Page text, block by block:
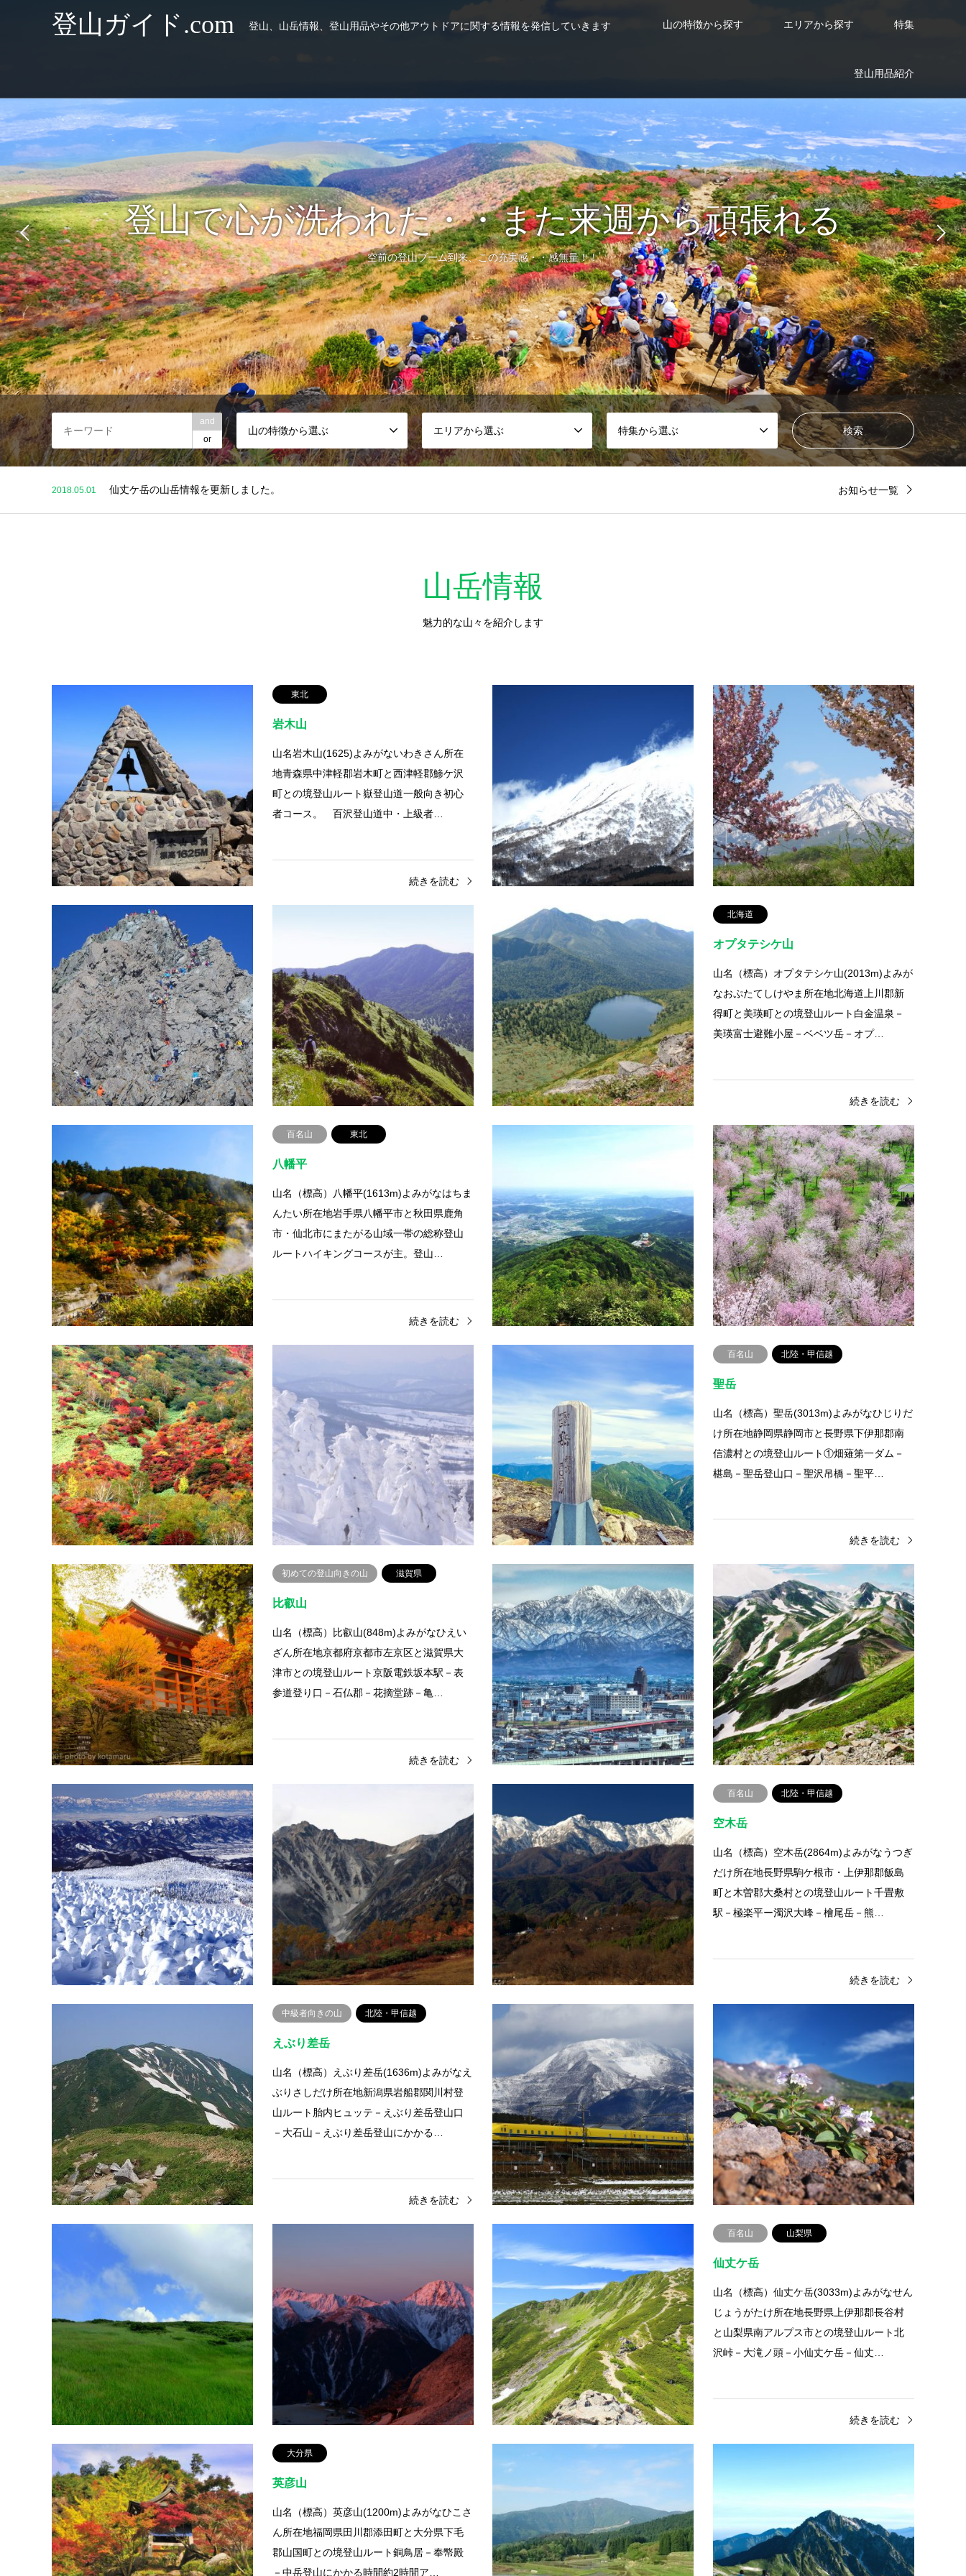
登山ガイド.com 登山、山岳情報、登山用品やその他アウトドアに関する情報を発信していきます 山の特徴から探す エリアから探す 特集
登山用品紹介
 五感で感じる山の鼓動 
and
or
山の特徴から選ぶ エリアから選ぶ 特集から選ぶ
2018.04.30 ブログ追加【登山入門！登山初心者にオススメの関東近郊の山10選】
ブログ追加【登山は危険がいっぱい！絶対に知っておきたい登山時のトラブル。遭難や事故を回避する為の手段…
記事追加【これだけ押さえておけば大丈夫！登山するなら必須の登山アイテムを揃えよう！】
お知らせ一覧
山岳情報
魅力的な山々を紹介します
東北
岩木山
山名岩木山(1625)よみがないわきさん所在
地青森県中津軽郡岩木町と西津軽郡鯵ケ沢
町との境登山ルート嶽登山道一般向き初心
者コース。 百沢登山道中・上級者…
続きを読む
百名山
後方羊蹄山
山名（標高）後方羊蹄山(1898m)よみがなし
りべしやま所在地北海道虻田郡倶知安町・
真狩村・喜茂別町・京極町との境登山ルー
ト①倶知安コース 半月湖野営場－…
続きを読む
山名（標高）槍ケ岳(3180m)よみがなやりが
たけ所在地長野県大町市・南安曇郡安曇村
と岐阜県吉城郡上宝村との境登山ルート①
新穂高温泉－槍平小屋－槍岳山荘－…
続きを読む
百名山 群馬県
四阿山
山名（標高）四阿山(2354m)よみがなあずま
やさん所在地長野県須坂市・小県郡真田町
と群馬県吾妻郡嬬恋村との境登山ルート鳥
居峠－中ノ岳－四阿山登山にかかる…
続きを読む
北海道
オプタテシケ山
山名（標高）オプタテシケ山(2013m)よみが
なおぷたてしけやま所在地北海道上川郡新
得町と美瑛町との境登山ルート白金温泉－
美瑛富士避難小屋－ベベツ岳－オプ…
続きを読む
百名山 東北
八幡平
山名（標高）八幡平(1613m)よみがなはちま
んたい所在地岩手県八幡平市と秋田県鹿角
市・仙北市にまたがる山域一帯の総称登山
ルートハイキングコースが主。登山…
続きを読む
百名山
筑波山
山名（標高）筑波山(876m)よみがなつくば
さん所在地茨城県新治郡八郷町・真壁郡真
壁町とつくば市との境登山ルート2時間コー
ス、半日コース、1日コースの3コー…
続きを読む
那須岳
山名（標高）那須岳(1915m)よみがななすだ
け所在地福島県西白河郡西郷村・南会津郡
下郷町と栃木県黒磯市・那須郡那須町にま
たがる登山ルート峰の茶屋・茶臼岳…
続きを読む
八甲田山
山名（標高）八甲田山(1584m)よみがなはっ
こうださん所在地青森県青森市・黒石市・
上北郡十和田湖町・南津軽郡平賀町にまた
がる火山郡の総称登山ルート八甲田…
続きを読む
百名山 北陸・甲信越
聖岳
山名（標高）聖岳(3013m)よみがなひじりだ
け所在地静岡県静岡市と長野県下伊那郡南
信濃村との境登山ルート①畑薙第一ダム－
椹島－聖岳登山口－聖沢吊橋－聖平…
続きを読む
初めての登山向きの山 滋賀県
比叡山
山名（標高）比叡山(848m)よみがなひえい
ざん所在地京都府京都市左京区と滋賀県大
津市との境登山ルート京阪電鉄坂本駅－表
参道登り口－石仏郡－花摘堂跡－亀…
続きを読む
富山県
立山
山名（標高）立山(3015m)よみがなたてやま
所在地富山県中新川郡立山町登山ルート立
山駅－美女平－室堂－一ノ越山荘－雄山－
大汝山登山にかかる時間室堂から約…
続きを読む
飯豊山
山名飯豊山(2105m)よみがないいでさん所在
地山形県西置賜郡小国町と新潟県東蒲原郡
鹿瀬町との境登山ルート矢平四郎コースや
大日杉コースをはじめコース多数登…
続きを読む
ビバークに挑戦してみよう！
白馬岳
山名（標高）白馬岳(2932m)よみがなしろう
まだけ所在地長野県北安曇郡白馬村と新潟
県糸魚川市と富山県下新川郡朝日町・宇奈
月町との境登山ルート猿倉－白馬尻…
続きを読む
百名山 北陸・甲信越
空木岳
山名（標高）空木岳(2864m)よみがなうつぎ
だけ所在地長野県駒ケ根市・上伊那郡飯島
町と木曽郡大桑村との境登山ルート千畳敷
駅－極楽平ー濁沢大峰－檜尾岳－熊…
続きを読む
中級者向きの山 北陸・甲信越
えぶり差岳
山名（標高）えぶり差岳(1636m)よみがなえ
ぶりさしだけ所在地新潟県岩船郡関川村登
山ルート胎内ヒュッテ－えぶり差岳登山口
－大石山－えぶり差岳登山にかかる…
続きを読む
山名（標高）伊吹山(1377m)よみがないぶき
やま所在地滋賀県米原市と岐阜県揖斐川町
との境登山ルート登山口－1合目－2合目－3
合目－5合目－9合目－山頂登山に…
続きを読む
山名（標高）月山(1984m)よみがながっさん
所在地山形県鶴岡市・庄内町と西村川郡西
川町との境登山ルート羽黒山口コース 8合
目－仏生池－月山登山にかかる時…
続きを読む
北岳
山名（標高）北岳(3192m)よみがなきただけ
所在地山梨県南アルプス市登山ルート北岳
へのアプローチ方法多数。代表的コースは
大樺沢から八本歯コルに出るルート…
続きを読む
百名山 山梨県
仙丈ケ岳
山名（標高）仙丈ケ岳(3033m)よみがなせん
じょうがたけ所在地長野県上伊那郡長谷村
と山梨県南アルプス市との境登山ルート北
沢峠－大滝ノ頭－小仙丈ケ岳－仙丈…
続きを読む
大分県
英彦山
山名（標高）英彦山(1200m)よみがなひこさ
ん所在地福岡県田川郡添田町と大分県下毛
郡山国町との境登山ルート銅鳥居－奉幤殿
－中岳登山にかかる時間約2時間ア…
山名（標高）氷ノ山(1510m)よみがなひょう
のせん所在地兵庫県養父郡関宮町・大屋町
と鳥取県八頭郡若桜町との境登山ルート戸
倉山荘－ヤマメ茶屋－坂ノ谷コース…